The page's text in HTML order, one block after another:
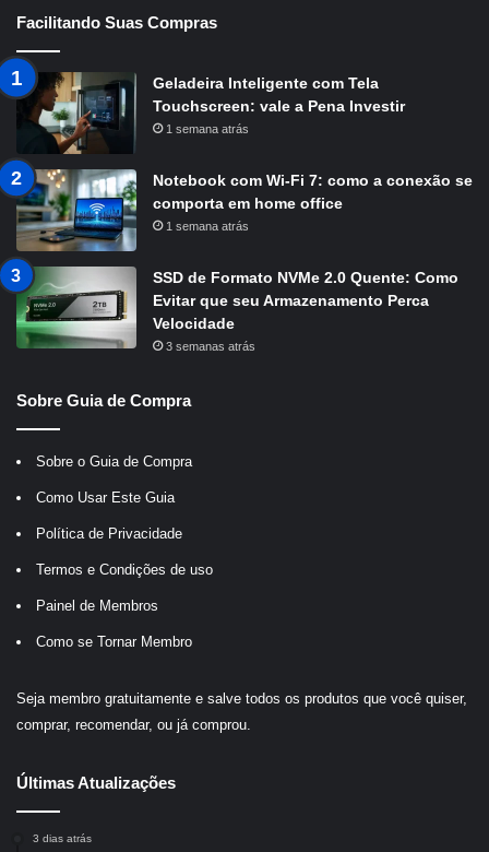
Facilitando Suas Compras
Geladeira Inteligente com Tela
Touchscreen: vale a Pena Investir
1 semana atrás
Notebook com Wi-Fi 7: como a conexão se
comporta em home office
1 semana atrás
SSD de Formato NVMe 2.0 Quente: Como
Evitar que seu Armazenamento Perca
Velocidade
3 semanas atrás
Sobre Guia de Compra
Sobre o Guia de Compra
Como Usar Este Guia
Política de Privacidade
Termos e Condições de uso
Painel de Membros
Como se Tornar Membro
Seja membro gratuitamente e salve todos os produtos que você quiser,
comprar, recomendar, ou já comprou.
Últimas Atualizações
3 dias atrás